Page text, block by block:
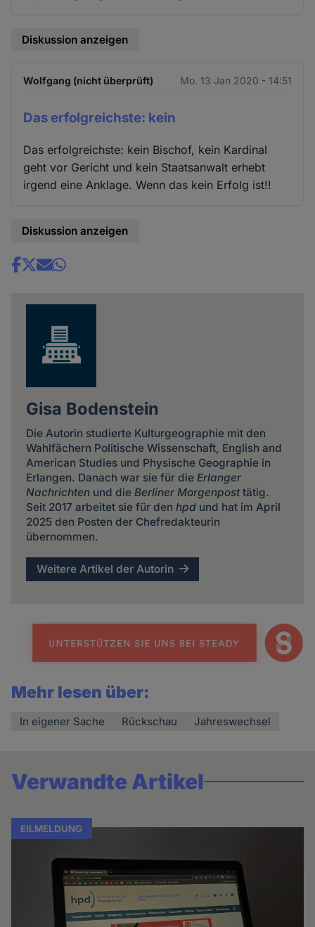
Diskussion anzeigen
Wolfgang (nicht überprüft) Mo. 13 Jan 2020 - 14:51
Das erfolgreichste: kein
Das erfolgreichste: kein Bischof, kein Kardinal
geht vor Gericht und kein Staatsanwalt erhebt
irgend eine Anklage. Wenn das kein Erfolg ist!!
Diskussion anzeigen
Share
Gisa Bodenstein
Die Autorin studierte Kulturgeographie mit den
Wahlfächern Politische Wissenschaft, English and
American Studies und Physische Geographie in
Erlangen. Danach war sie für die Erlanger
Nachrichtenund die Berliner Morgenposttätig.
Seit 2017 arbeitet sie für den hpdund hat im April
2025 den Posten der Chefredakteurin
übernommen.
Weitere Artikel der Autorin
Mehr lesen über:
In eigener Sache Rückschau Jahreswechsel
Verwandte Artikel
EILMELDUNG